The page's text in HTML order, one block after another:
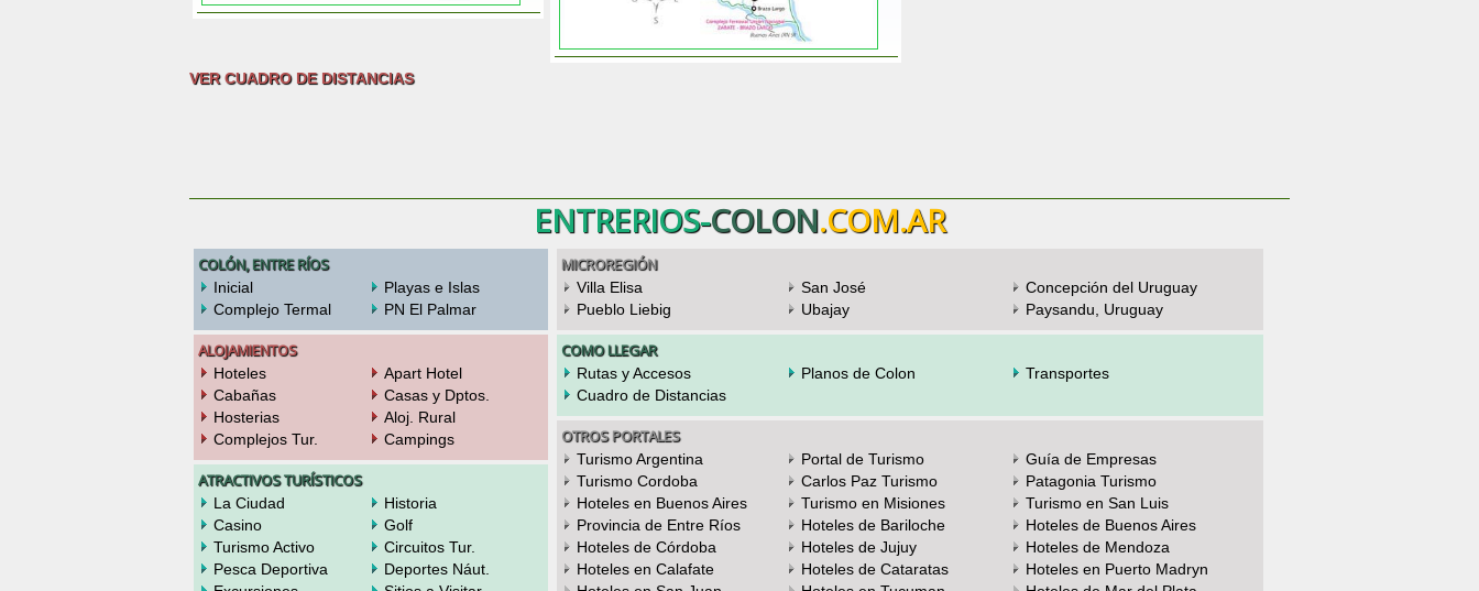
VER CUADRO DE DISTANCIAS
ENTRERIOS-COLON.COM.AR
COLÓN, ENTRE RÍOS
Inicial
Playas e Islas
Complejo Termal
PN El Palmar
ALOJAMIENTOS
Hoteles
Apart Hotel
Cabañas
Casas y Dptos.
Hosterias
Aloj. Rural
Complejos Tur.
Campings
ATRACTIVOS TURÍSTICOS
La Ciudad
Historia
Casino
Golf
Turismo Activo
Circuitos Tur.
Pesca Deportiva
Deportes Náut.
MICROREGIÓN
Villa Elisa San José
Concepción del Uruguay
Pueblo Liebig
Ubajay Paysandu, Uruguay
COMO LLEGAR
Rutas y Accesos Planos de Colon
Transportes
Cuadro de Distancias
OTROS PORTALES
Turismo Argentina Portal de Turismo
Guía de Empresas
Turismo Cordoba
Carlos Paz Turismo
Patagonia Turismo
Hoteles en Buenos Aires
Turismo en Misiones
Turismo en San Luis
Provincia de Entre Ríos
Hoteles de Bariloche
Hoteles de Buenos Aires
Hoteles de Córdoba
Hoteles de Jujuy
Hoteles de Mendoza
Hoteles en Calafate
Hoteles de Cataratas
Hoteles en Puerto Madryn